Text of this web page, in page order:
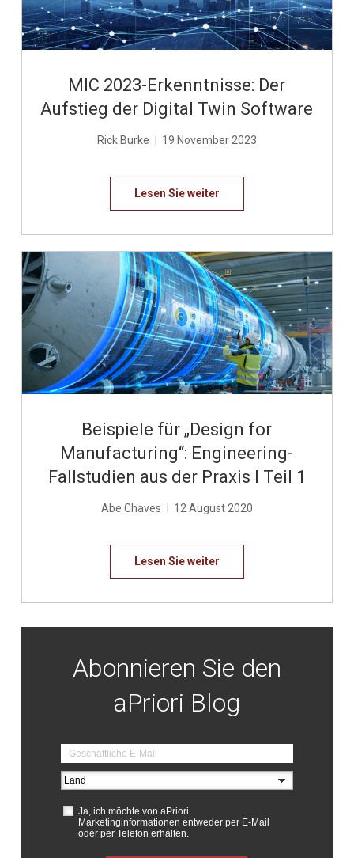
on
Twitter
on
LinkedIn
on
Facebook
MIC 2023-Erkenntnisse: Der
Aufstieg der Digital Twin Software
Rick Burke | 19 November 2023
Lesen Sie weiter
LESEN SIE WEITER
Share
on
Twitter
Share
on
LinkedIn
Share
on
Facebook
Beispiele für „Design for
Manufacturing“: Engineering-
Fallstudien aus der Praxis I Teil 1
Abe Chaves | 12 August 2020
Lesen Sie weiter
Abonnieren Sie den
aPriori Blog
Ja, ich möchte von aPriori
Marketinginformationen entweder per E-Mail
oder per Telefon erhalten.